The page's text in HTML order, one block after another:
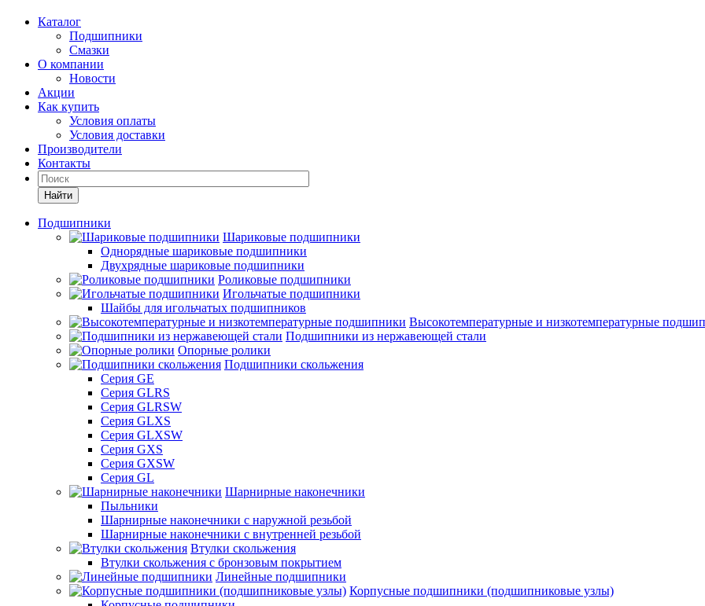
Каталог
Подшипники
Смазки
О компании
Новости
Акции
Как купить
Условия оплаты
Условия доставки
Производители
Контакты
Найти
Подшипники
Шариковые подшипники
Однорядные шариковые подшипники
Двухрядные шариковые подшипники
Роликовые подшипники
Игольчатые подшипники
Шайбы для игольчатых подшипников
Высокотемпературные и низкотемпературные
Подшипники из нержавеющей стали
Опорные ролики
Подшипники скольжения
Серия GE
Серия GLRS
Серия GLRSW
Серия GLXS
Серия GLXSW
Серия GXS
Серия GXSW
Серия GL
Шарнирные наконечники
Пыльники
Шарнирные наконечники с наружной резьбой
Шарнирные наконечники с внутренней резьбой
Втулки скольжения
Втулки скольжения с бронзовым покрытием
Линейные подшипники
Корпусные подшипники (подшипниковые узлы)